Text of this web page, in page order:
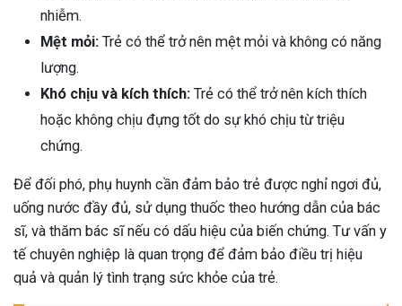
nhiễm.
Mệt mỏi: Trẻ có thể trở nên mệt mỏi và không có năng
lượng.
Khó chịu và kích thích: Trẻ có thể trở nên kích thích
hoặc không chịu đựng tốt do sự khó chịu từ triệu
chứng.
Để đối phó, phụ huynh cần đảm bảo trẻ được nghỉ ngơi đủ,
uống nước đầy đủ, sử dụng thuốc theo hướng dẫn của bác
sĩ, và thăm bác sĩ nếu có dấu hiệu của biến chứng. Tư vấn y
tế chuyên nghiệp là quan trọng để đảm bảo điều trị hiệu
quả và quản lý tình trạng sức khỏe của trẻ.